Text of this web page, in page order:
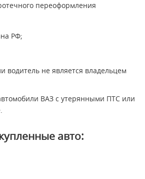
переоформления
РФ;
водитель не является владельцем
ВАЗ с утерянными ПТС или
авто: